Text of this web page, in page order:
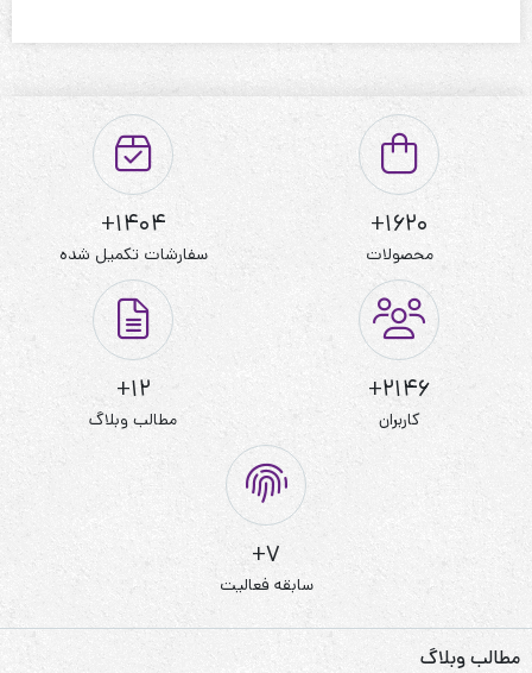
1620+
محصولات
1404+
سفارشات تکمیل شده
2146+
کاربران
12+
مطالب وبلاگ
7+
سابقه فعالیت
مطالب وبلاگ